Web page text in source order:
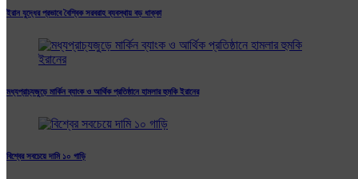
ইরান যুদ্ধের প্রভাবে বৈশ্বিক সরবরাহ ব্যবস্থায় বড় ধাক্কা
মধ্যপ্রাচ্যজুড়ে মার্কিন ব্যাংক ও আর্থিক প্রতিষ্ঠানে হামলার হুমকি ইরানের
বিশ্বের সবচেয়ে দামি ১০ গাড়ি